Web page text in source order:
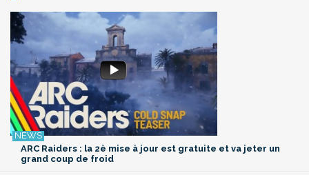
ARC Raiders : la 2è mise à jour est gratuite et va jeter un
grand coup de froid